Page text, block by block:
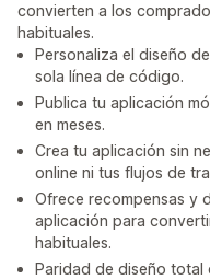
convierten a los
habituales.
Personaliza el diseño
sola línea de código.
Publica tu aplicación
en meses.
Crea tu aplicación sin
online ni tus flujos de
Ofrece recompensas y
aplicación para
habituales.
Paridad de diseño total